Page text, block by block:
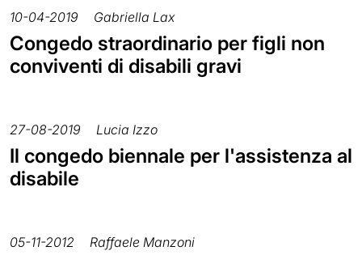
10-04-2019 Gabriella Lax
Congedo straordinario per figli non
conviventi di disabili gravi
27-08-2019 Lucia Izzo
Il congedo biennale per l'assistenza al
disabile
05-11-2012 Raffaele Manzoni